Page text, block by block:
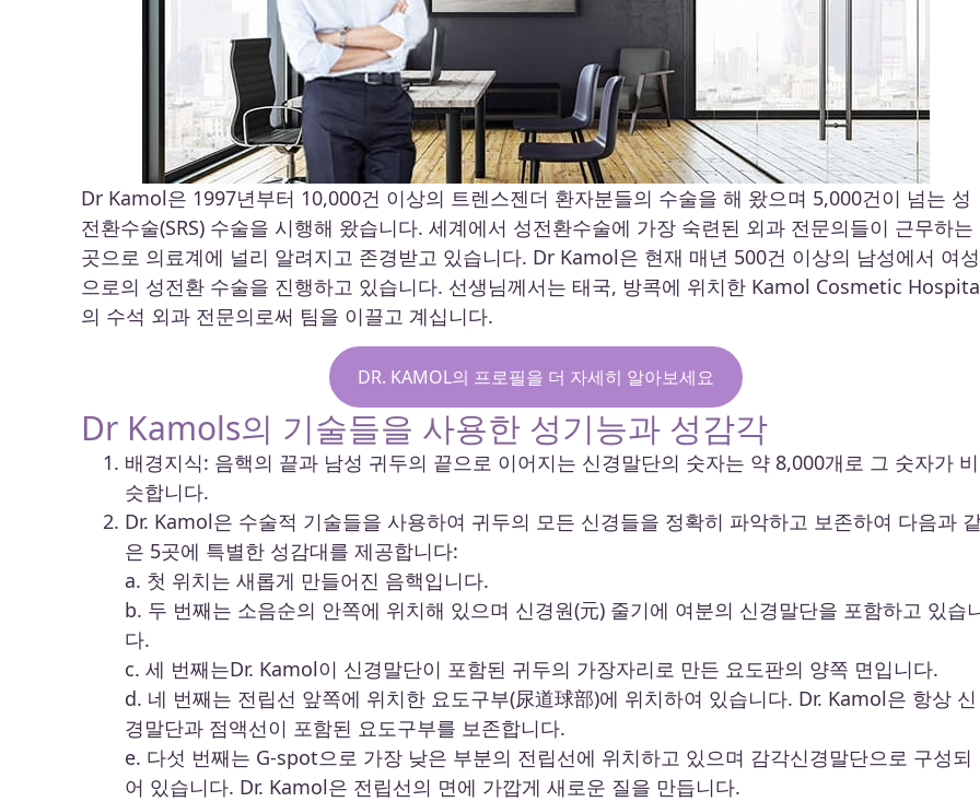
Dr Kamol은 1997년부터 10,000건 이상의 트렌스젠더 환자분들의 수술을 해 왔으며 5,000건이 넘는 성
전환수술(SRS) 수술을 시행해 왔습니다. 세계에서 성전환수술에 가장 숙련된 외과 전문의들이 근무하는
곳으로 의료계에 널리 알려지고 존경받고 있습니다. Dr Kamol은 현재 매년 500건 이상의 남성에서 여성
으로의 성전환 수술을 진행하고 있습니다. 선생님께서는 태국, 방콕에 위치한 Kamol Cosmetic
의 수석 외과 전문의로써 팀을 이끌고 계십니다.
DR. KAMOL의 프로필을 더 자세히 알아보세요
Dr Kamols의 기술들을 사용한 성기능과 성감각
배경지식: 음핵의 끝과 남성 귀두의 끝으로 이어지는 신경말단의 숫자는 약 8,000개로 그 숫자가 비
슷합니다.
Dr. Kamol은 수술적 기술들을 사용하여 귀두의 모든 신경들을 정확히 파악하고 보존하여 다음과
은 5곳에 특별한 성감대를 제공합니다:
a. 첫 위치는 새롭게 만들어진 음핵입니다.
b. 두 번째는 소음순의 안쪽에 위치해 있으며 신경원(元) 줄기에 여분의 신경말단을 포함하고 있습
다.
c. 세 번째는Dr. Kamol이 신경말단이 포함된 귀두의 가장자리로 만든 요도판의 양쪽 면입니다.
d. 네 번째는 전립선 앞쪽에 위치한 요도구부(尿道球部)에 위치하여 있습니다. Dr. Kamol은 항상 신
경말단과 점액선이 포함된 요도구부를 보존합니다.
e. 다섯 번째는 G-spot으로 가장 낮은 부분의 전립선에 위치하고 있으며 감각신경말단으로 구성되
어 있습니다. Dr. Kamol은 전립선의 면에 가깝게 새로운 질을 만듭니다.